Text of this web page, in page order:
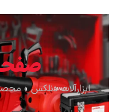
ابزارآلات دنلکس»